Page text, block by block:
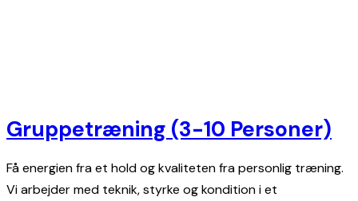
Gruppetræning (3-10 Personer)
Få energien fra et hold og kvaliteten fra personlig træning.
Vi arbejder med teknik, styrke og kondition i et